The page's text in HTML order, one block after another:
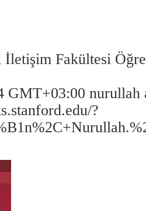
İletişim Fakültesi
GMT+03:00 nurullah
?